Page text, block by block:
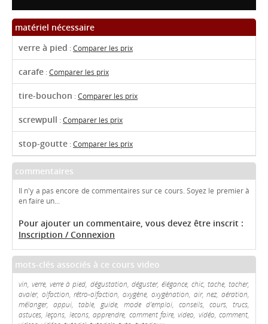
matériel nécessaire
verre à pied :Comparer les prix
carafe :Comparer les prix
tire-bouchon :Comparer les prix
screwpull :Comparer les prix
stop-goutte :Comparer les prix
commentaires
Il n'y a pas encore de commentaires sur ce cours. Soyez le premier à
en faire un...
Pour ajouter un commentaire, vous devez être inscrit :
Inscription / Connexion
mots-clés associés à ce cours video
vin, verre, verre à pied, dégustation, déguster, élégance, chic, tache, tacher,
avaler, olfaction, rétro-olfaction, oxygène, oxygènation, air, nez, aération,
mélanger, appui, table, guide, mode d'emploi, conseils, cours, trucs,
astuces, leçons, lecons, apprendre, comment faire, video, vidéo, comment,